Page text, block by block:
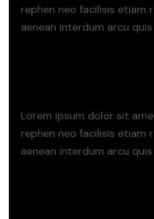
rephen neo facilisis etiam
aenean interdum arcu quis
Lorem ipsum dolor sit
rephen neo facilisis etiam
aenean interdum arcu quis